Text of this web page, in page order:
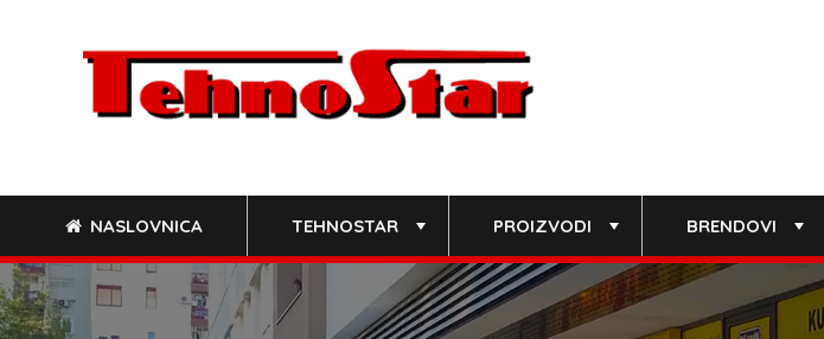
NASLOVNICA TEHNOSTAR PROIZVODI BRENDOVI